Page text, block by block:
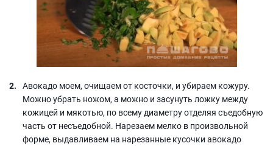
Авокадо моем, очищаем от косточки, и убираем кожуру.
Можно убрать ножом, а можно и засунуть ложку между
кожицей и мякотью, по всему диаметру отделяя съедобную
часть от несъедобной. Нарезаем мелко в произвольной
форме, выдавливаем на нарезанные кусочки авокадо